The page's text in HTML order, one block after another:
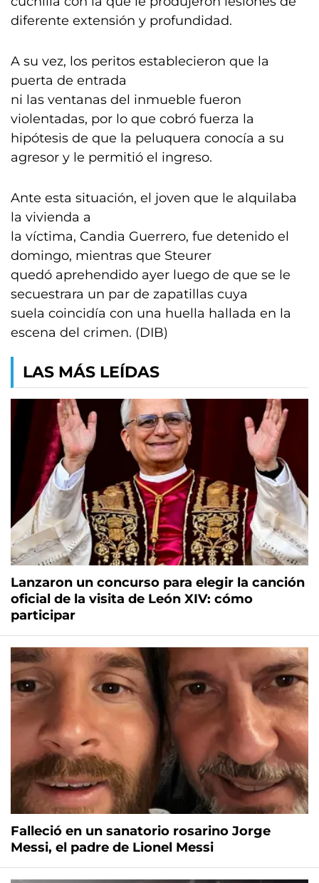
diferente extensión y profundidad.
A su vez, los peritos establecieron que la
puerta de entrada
ni las ventanas del inmueble fueron
violentadas, por lo que cobró fuerza la
hipótesis de que la peluquera conocía a su
agresor y le permitió el ingreso.
Ante esta situación, el joven que le alquilaba
la vivienda a
la víctima, Candia Guerrero, fue detenido el
domingo, mientras que Steurer
quedó aprehendido ayer luego de que se le
secuestrara un par de zapatillas cuya
suela coincidía con una huella hallada en la
escena del crimen. (DIB)
LAS MÁS LEÍDAS
Lanzaron un concurso para elegir la canción
oficial de la visita de León XIV: cómo
participar
Falleció en un sanatorio rosarino Jorge
Messi, el padre de Lionel Messi